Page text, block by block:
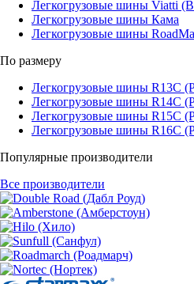
Легкогрузовые шины Viatti
Легкогрузовые шины Кама
Легкогрузовые шины
По размеру
Легкогрузовые шины R13C
Легкогрузовые шины R14C
Легкогрузовые шины R15C
Легкогрузовые шины R16C
Популярные производители
Все производители